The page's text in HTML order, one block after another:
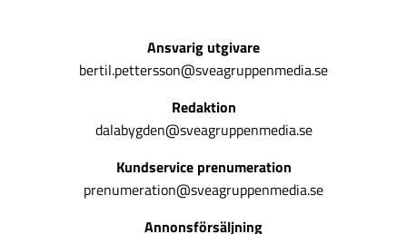
Ansvarig utgivare
bertil.pettersson@sveagruppenmedia.se
Redaktion
dalabygden@sveagruppenmedia.se
Kundservice prenumeration
prenumeration@sveagruppenmedia.se
Annonsförsäljning